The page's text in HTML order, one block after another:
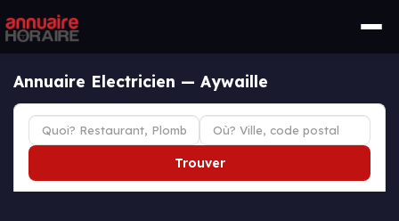
Annuaire Electricien — Aywaille
Trouver